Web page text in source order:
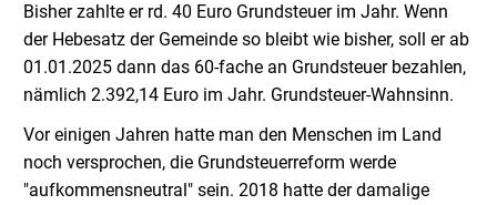
Bisher zahlte er rd. 40 Euro Grundsteuer im Jahr. Wenn
der Hebesatz der Gemeinde so bleibt wie bisher, soll er ab
01.01.2025 dann das 60-fache an Grundsteuer bezahlen,
nämlich 2.392,14 Euro im Jahr. Grundsteuer-Wahnsinn.
Vor einigen Jahren hatte man den Menschen im Land
noch versprochen, die Grundsteuerreform werde
"aufkommensneutral" sein. 2018 hatte der damalige